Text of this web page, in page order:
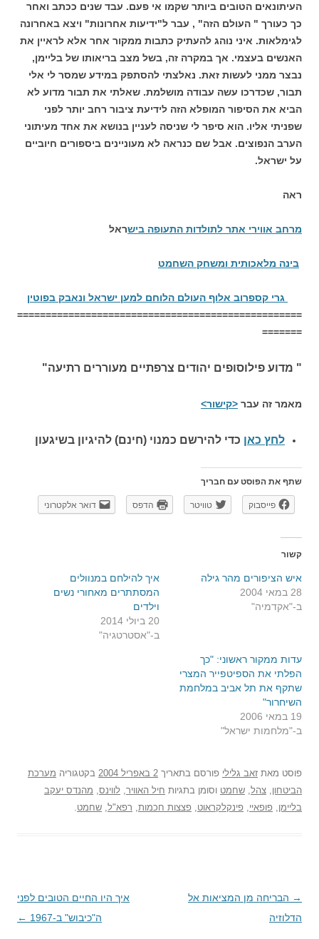
העיתונאים הטובים ביותר שקמו אי פעם. עבד שנים ככתב ואחר
כך כעורך " העולם הזה" , עבר ל"ידיעות אחרונות" ויצא באחרונה
לגימלאות. איני נוהג להעתיק כתבות ממקור אחר אלא לראיין את
האנשים בעצמי. אך במקרה זה, בשל מצב בריאותו של בליימן,
נבצר ממני לעשות זאת. נאלצתי להסתפק במידע שמסר לי אלי
תבור, שכדרכו עשה עבודה מושלמת. שאלתי את תבור מדוע לא
הביא את הסיפור המופלא הזה לידיעת ציבור רחב יותר לפני
שפניתי אליו. הוא סיפר לי שניסה לעניין בנושא את אחד מעיתוני
הערב הנפוצים. אבל שם כנראה לא מעוניינים ביספורים חיוביים
על ישראל.
ראה
מרחב אווירי אתר לתולדות התעופה בישראל
בינה מלאכותית ומשחק השחמט
גרי קספרוב אלוף העולם הלוחם למען ישראל ונאבק בפוטין
==================================================
=======
" מדוע פילוסופים יהודים צרפתיים מעוררים רתיעה"
מאמר זה עבר <קישור>
לחץ כאן כדי להירשם כמנוי (חינם) להיגיון בשיגעון
שתף את הפוסט עם חבריך
פייסבוק טוויטר הדפס דואר אלקטרוני
קשור
איש הציפורים מהר גילה
28 במאי 2004
ב-"אקדמיה"
איך להילחם במנוולים
המסתתרים מאחורי נשים
וילדים
20 ביולי 2014
ב-"אסטרטגיה"
עדות ממקור ראשוני: "כך
הפלתי את הספיטפייר המצרי
שתקף את תל אביב במלחמת
השיחרור"
19 במאי 2006
ב-"מלחמות ישראל"
פוסט מאת זאב גלילי פורסם בתאריך 2 באפריל 2004 בקטגוריה מערכת
הביטחון, צהל, שחמט וסומן בתגיות חיל האוויר, לווינס, מהנדס יעקב
בליימן, פופאיי, פינקלקראוט, פצצות חכמות, רפא"ל, שחמט.
ניווט
בפוסטים
→ הבריחה מן המציאות אל
הדלוזיה
איך היו החיים הטובים לפני
ה"כיבוש" ב-1967
←